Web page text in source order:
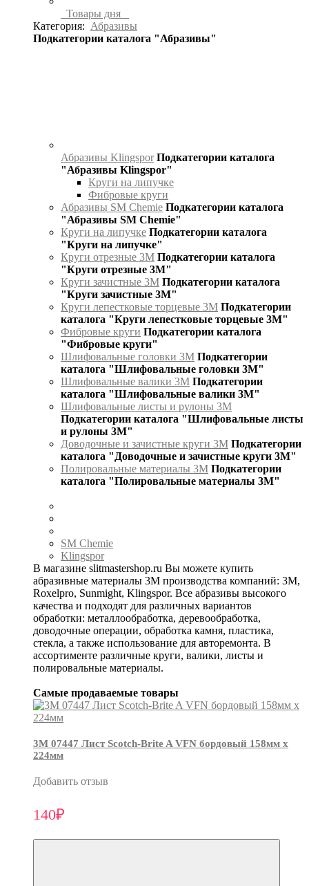
Товары дня
Категория: Абразивы
Подкатегории каталога "Абразивы"
Абразивы Klingspor Подкатегории каталога
"Абразивы Klingspor"
Круги на липучке
Фибровые круги
Абразивы SM Chemie Подкатегории каталога
"Абразивы SM Chemie"
Круги на липучке Подкатегории каталога
"Круги на липучке"
Круги отрезные 3М Подкатегории каталога
"Круги отрезные 3М"
Круги зачистные 3М Подкатегории каталога
"Круги зачистные 3М"
Круги лепестковые торцевые 3М Подкатегории
каталога "Круги лепестковые торцевые 3М"
Фибровые круги Подкатегории каталога
"Фибровые круги"
Шлифовальные головки 3М Подкатегории
каталога "Шлифовальные головки 3М"
Шлифовальные валики 3М Подкатегории
каталога "Шлифовальные валики 3М"
Шлифовальные листы и рулоны 3М
Подкатегории каталога "Шлифовальные листы
и рулоны 3М"
Доводочные и зачистные круги 3М Подкатегории
каталога "Доводочные и зачистные круги 3М"
Полировальные материалы 3М Подкатегории
каталога "Полировальные материалы 3М"
SM Chemie
Klingspor
В магазине slitmastershop.ru Вы можете купить
абразивные материалы 3М производства компаний: 3М,
Roxelpro, Sunmight, Klingspor. Все абразивы высокого
качества и подходят для различных вариантов
обработки: металлообработка, деревообработка,
доводочные операции, обработка камня, пластика,
стекла, а также использование для авторемонта. В
ассортименте различные круги, валики, листы и
полировальные материалы.
Самые продаваемые товары
3М 07447 Лист Scotch-Brite A VFN бордовый 158мм х
224мм
Добавить отзыв
140₽